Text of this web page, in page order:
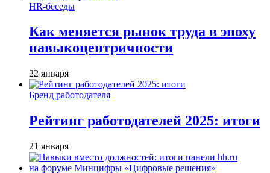
HR-беседы
Как меняется рынок труда в эпоху
навыкоцентричности
22 января
Бренд работодателя
Рейтинг работодателей 2025: итоги
21 января